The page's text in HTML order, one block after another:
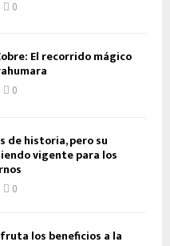
0
El recorrido mágico
0
de historia, pero su
vigente para los
0
los beneficios a la